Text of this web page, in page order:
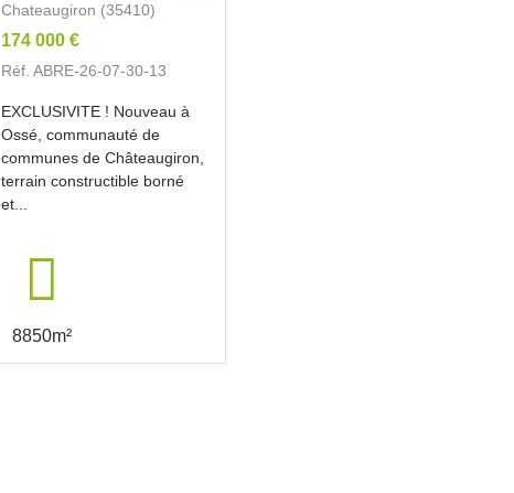
Chateaugiron (35410)
174 000 €
Réf. ABRE-26-07-30-13
EXCLUSIVITE ! Nouveau à
Ossé, communauté de
communes de Châteaugiron,
terrain constructible borné
et...
8850m²